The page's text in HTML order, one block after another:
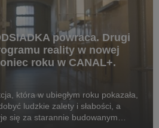
powraca. Drugi
reality w nowej
roku w CANAL+.
która w ubiegłym roku pokazała,
ludzkie zalety i słabości, a
się za starannie budowanym